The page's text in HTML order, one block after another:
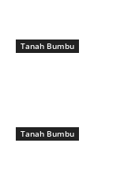
Tanah Bumbu
Tanah Bumbu